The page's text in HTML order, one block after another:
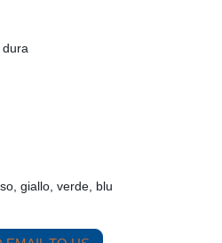
giallo, verde, blu